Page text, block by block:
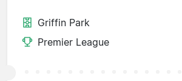
Griffin Park
Premier League